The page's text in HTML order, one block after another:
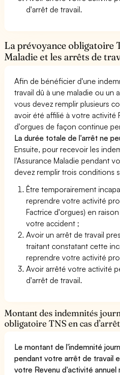
d'arrêt de travail.
La prévoyance obligatoire
Maladie et les arrêts de
Afin de bénéficier d'une
travail dû à une maladie ou un
vous devez remplir plusieurs
avoir été affilié à votre activité
d'orgues de façon continue
La durée totale de l'arrêt ne
Ensuite, pour recevoir les
l'Assurance Maladie pendant
devez remplir trois conditions
Être temporairement
reprendre votre activité
Factrice d'orgues) en
votre accident ;
Avoir un arrêt de travail
traitant constatant cette
reprendre votre activité
Avoir arrêté votre activité
d'arrêt de travail.
Montant des indemnités
obligatoire TNS en cas
Le montant de l'indemnité
pendant votre arrêt de travail
votre Revenu d'activité annuel